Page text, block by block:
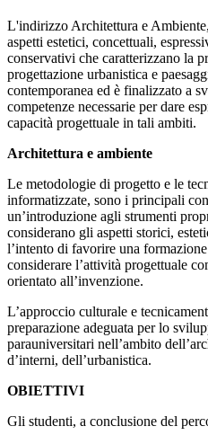
L'indirizzo Architettura e
aspetti estetici, concettuali,
conservativi che caratterizzano la
progettazione urbanistica e
contemporanea ed è finalizzato a
competenze necessarie per dare
capacità progettuale in tali ambiti.
Architettura e ambiente
Le metodologie di progetto e le
informatizzate, sono i principali
un’introduzione agli strumenti
considerano gli aspetti storici,
l’intento di favorire una
considerare l’attività progettuale
orientato all’invenzione.
L’approccio culturale e
preparazione adeguata per lo
parauniversitari nell’ambito
d’interni, dell’urbanistica.
OBIETTIVI
Gli studenti, a conclusione del